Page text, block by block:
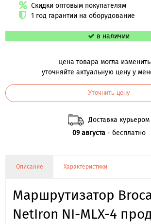
Скидки оптовым покупателям
1 год гарантии на оборудование
в наличии
цена товара могла
уточняйте актуальную цену у
Уточнить цену
Доставка курьером
09 августа- бесплатно
Описание Характеристики
Маршрутизатор
NetIron NI-MLX-4